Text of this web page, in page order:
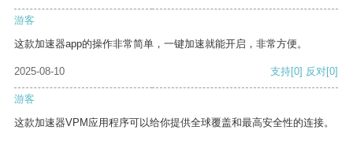
游客
这款加速器app的操作非常简单，一键加速就能开启，非常方便。
2025-08-10 支持[0] 反对[0]
游客
这款加速器VPM应用程序可以给你提供全球覆盖和最高安全性的连接。